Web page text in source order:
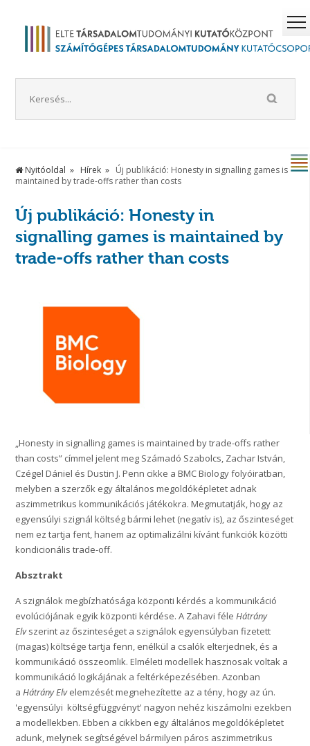
Nyitóoldal Hírek
Új publikáció: Honesty in signalling games is
maintained by trade-offs rather than costs
Új publikáció: Honesty in
signalling games is maintained by
trade-offs rather than costs
„Honesty in signalling games is maintained by trade-offs rather
than costs” címmel jelent meg Számadó Szabolcs, Zachar István,
Czégel Dániel és Dustin J. Penn cikke a BMC Biology folyóiratban,
melyben a szerzők egy általános megoldóképletet adnak
aszimmetrikus kommunikációs játékokra. Megmutatják, hogy az
egyensúlyi szignál költség bármi lehet (negatív is), az őszinteséget
nem ez tartja fent, hanem az optimalizálni kívánt funkciók közötti
kondicionális trade-off.
Absztrakt
A szignálok megbízhatósága központi kérdés a kommunikáció
evolúciójának egyik központi kérdése. A Zahavi féleHátrány
Elvszerint az őszinteséget a szignálok egyensúlyban fizetett
(magas) költsége tartja fenn, enélkül a csalók elterjednek, és a
kommunikáció összeomlik. Elméleti modellek hasznosak voltak a
kommunikáció logikájának a feltérképezésében. Azonban
aHátrány Elvelemzését megnehezítette az a tény, hogy az ún.
'egyensúlyi költségfüggvényt' nagyon nehéz kiszámolni ezekben
a modellekben. Ebben a cikkben egy általános megoldóképletet
adunk, melynek segítségével bármilyen páros aszimmetrikus